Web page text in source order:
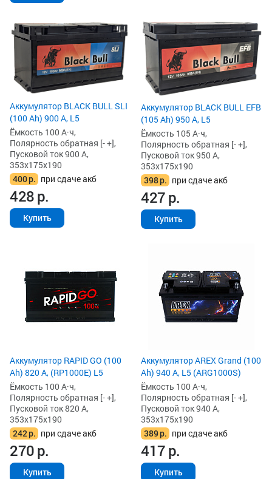
Аккумулятор BLACK BULL SLI
(100 Ah) 900 А, L5
Ёмкость 100 А·ч,
Полярность обратная [- +],
Пусковой ток 900 А,
353x175x190
400р. при сдаче акб
428р.
Купить
Аккумулятор BLACK BULL EFB
(105 Ah) 950 А, L5
Ёмкость 105 А·ч,
Полярность обратная [- +],
Пусковой ток 950 А,
353x175x190
398р. при сдаче акб
427р.
Купить
Аккумулятор RAPID GO (100
Ah) 820 А, (RP1000E) L5
Ёмкость 100 А·ч,
Полярность обратная [- +],
Пусковой ток 820 А,
353x175x190
242р. при сдаче акб
270р.
Купить
Аккумулятор AREX Grand (100
Ah) 940 А, L5 (ARG1000S)
Ёмкость 100 А·ч,
Полярность обратная [- +],
Пусковой ток 940 А,
353x175x190
389р. при сдаче акб
417р.
Купить